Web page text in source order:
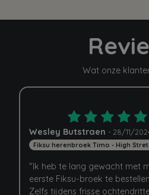
Wat onze
Wesley Butstraen - 28/11/
Fiksu herenbroek Timo - High
"Ik heb te lang gewacht met
eerste Fiksu-broek te
Zelfs tijdens frisse